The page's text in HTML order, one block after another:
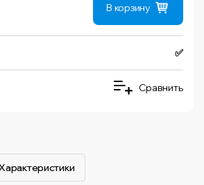
В корзину
✅
Сравнить